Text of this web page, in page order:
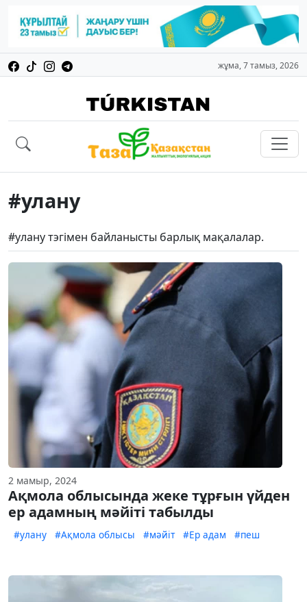
жұма, 7 тамыз, 2026
#улану
#улану тэгімен байланысты барлық мақалалар.
2 мамыр, 2024
Ақмола облысында жеке тұрғын үйден
ер адамның мәйіті табылды
#улану #Ақмола облысы #мәйіт #Ер адам #пеш